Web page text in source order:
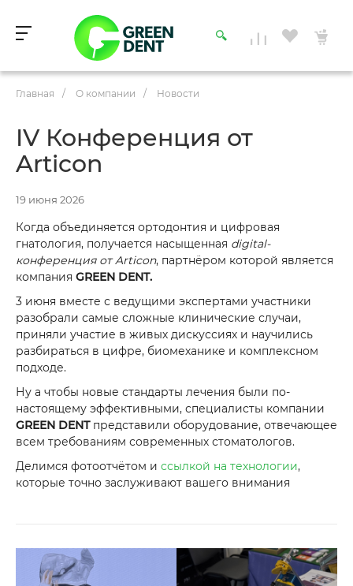
Главная / О компании / Новости
IV Конференция от
Articon
19 июня 2026
Когда объединяется ортодонтия и цифровая
гнатология, получается насыщенная digital-
конференция от Articon, партнёром которой является
компания GREEN DENT.
3 июня вместе с ведущими экспертами участники
разобрали самые сложные клинические случаи,
приняли участие в живых дискуссиях и научились
разбираться в цифре, биомеханике и комплексном
подходе.
Ну а чтобы новые стандарты лечения были по-
настоящему эффективными, специалисты компании
GREEN DENTпредставили оборудование, отвечающее
всем требованиям современных стоматологов.
Делимся фотоотчётом и ссылкой на технологии,
которые точно заслуживают вашего внимания